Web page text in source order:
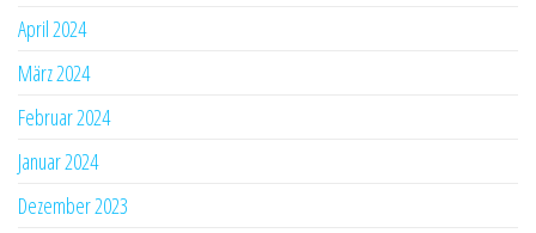
April 2024
März 2024
Februar 2024
Januar 2024
Dezember 2023